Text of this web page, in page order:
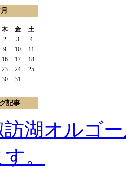
木 金
土
2 3
4
9 10
11
16 17
18
23 24
25
30 31
記事
訪湖オルゴ
。